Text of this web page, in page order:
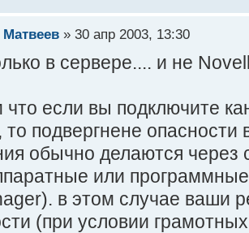
Матвеев » 30 апр 2003, 13:30
в сервере.... и не
что если вы подключите
то подвергнене опасности
обычно делаются
или
в этом случае ваши
(при условии